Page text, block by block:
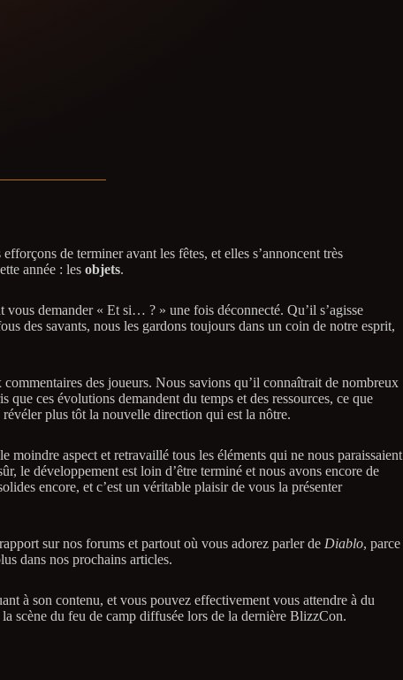
de terminer avant les fêtes, et elles s’annoncent très
année : les objets.
demander « Et si… ? » une fois déconnecté. Qu’il s’agisse
des savants, nous les gardons toujours dans un coin de notre esprit,
des joueurs. Nous savions qu’il connaîtrait de nombreux
ces évolutions demandent du temps et des ressources, ce que
plus tôt la nouvelle direction qui est la nôtre.
moindre aspect et retravaillé tous les éléments qui ne nous paraissaient
le développement est loin d’être terminé et nous avons encore de
encore, et c’est un véritable plaisir de vous la présenter
sur nos forums et partout où vous adorez parler de Diablo, parce
dans nos prochains articles.
à son contenu, et vous pouvez effectivement vous attendre à du
scène du feu de camp diffusée lors de la dernière BlizzCon.